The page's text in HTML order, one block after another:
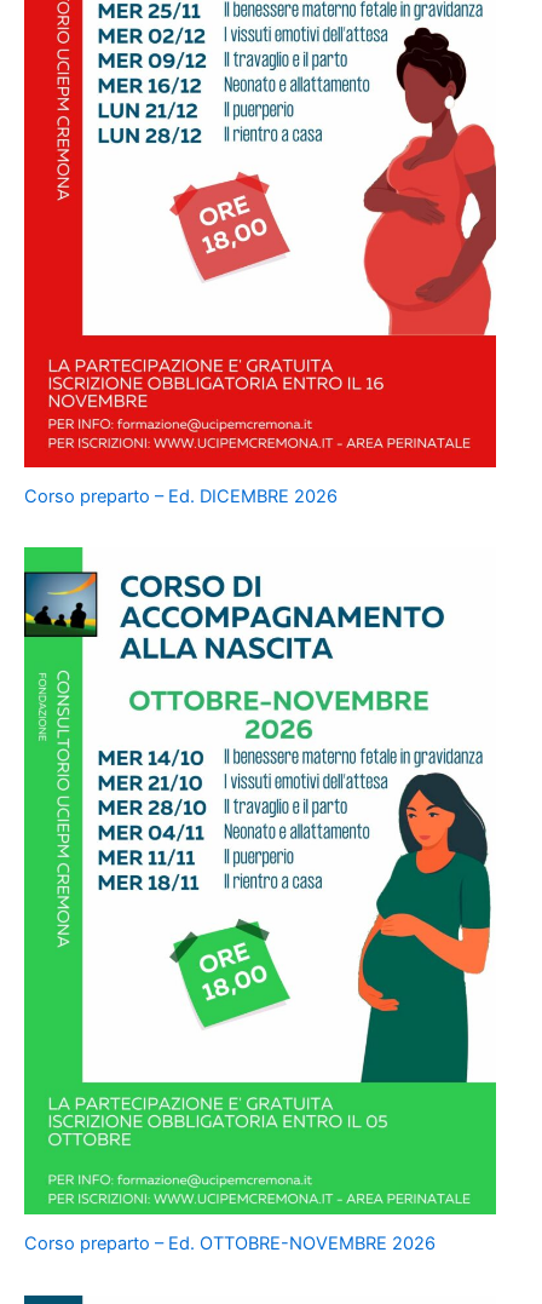
Corso preparto – Ed. DICEMBRE 2026
Corso preparto – Ed. OTTOBRE-NOVEMBRE 2026